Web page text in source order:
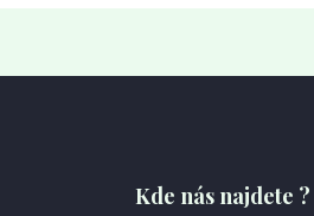
Kde nás najdete ?